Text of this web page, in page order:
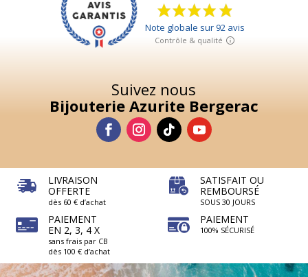
Suivez nous
Bijouterie Azurite Bergerac
LIVRAISON
OFFERTE
dès 60 € d’achat
PAIEMENT
EN 2, 3, 4 X
sans frais par CB
dès 100 € d’achat
SATISFAIT OU
REMBOURSÉ
SOUS 30 JOURS
PAIEMENT
100% SÉCURISÉ